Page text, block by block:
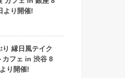
より開催!
り 縁日風テイク
カフェ in 渋谷 8
り開催!